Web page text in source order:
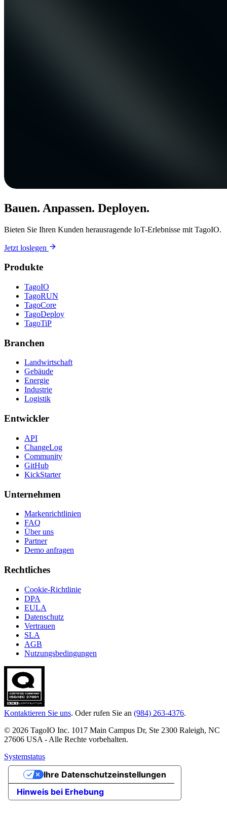
Bauen. Anpassen. Deployen.
Bieten Sie Ihren Kunden herausragende IoT-Erlebnisse mit TagoIO.
Jetzt loslegen
Produkte
TagoIO
TagoRUN
TagoCore
TagoDeploy
TagoTiP
Branchen
Landwirtschaft
Gebäude
Energie
Industrie
Logistik
Entwickler
API
ChangeLog
Community
GitHub
KickStarter
Unternehmen
Markenrichtlinien
FAQ
Über uns
Partner
Demo anfragen
Rechtliches
Cookie-Richtlinie
DPA
EULA
Datenschutz
Vertrauen
SLA
AGB
Nutzungsbedingungen
Kontaktieren Sie uns. Oder rufen Sie an (984) 263-4376.
© 2026 TagoIO Inc. 1017 Main Campus Dr, Ste 2300 Raleigh, NC
27606 USA - Alle Rechte vorbehalten.
Systemstatus
Hinweis bei Erhebung
Ihre Datenschutzeinstellungen